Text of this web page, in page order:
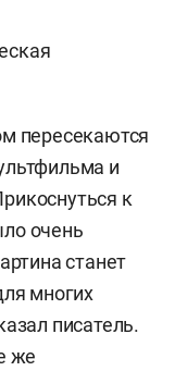
пересекаются
и
к
очень
станет
многих
писатель.
же